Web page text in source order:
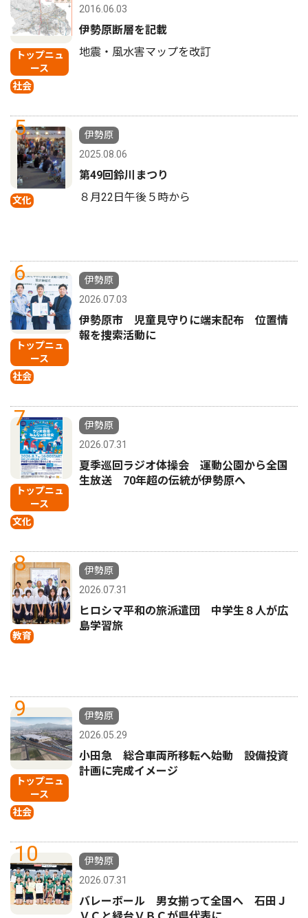
トップニュ
ース
社会
2016.06.03
伊勢原断層を記載
地震・風水害マップを改訂
5
文化
伊勢原
2025.08.06
第49回鈴川まつり
８月22日午後５時から
6
トップニュ
ース
社会
伊勢原
2026.07.03
伊勢原市 児童見守りに端末配布 位置情
報を捜索活動に
7
トップニュ
ース
文化
伊勢原
2026.07.31
夏季巡回ラジオ体操会 運動公園から全国
生放送 70年超の伝統が伊勢原へ
8
教育
伊勢原
2026.07.31
ヒロシマ平和の旅派遣団 中学生８人が広
島学習旅
9
トップニュ
ース
社会
伊勢原
2026.05.29
小田急 総合車両所移転へ始動 設備投資
計画に完成イメージ
10
伊勢原
2026.07.31
バレーボール 男女揃って全国へ 石田Ｊ